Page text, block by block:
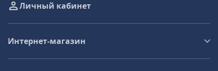
Личный кабинет
Интернет-магазин